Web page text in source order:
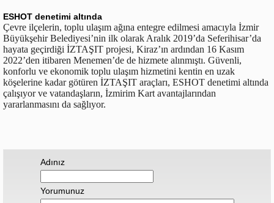
ESHOT denetimi altında
Çevre ilçelerin, toplu ulaşım ağına entegre edilmesi amacıyla İzmir
Büyükşehir Belediyesi’nin ilk olarak Aralık 2019’da Seferihisar’da
hayata geçirdiği İZTAŞIT projesi, Kiraz’ın ardından 16 Kasım
2022’den itibaren Menemen’de de hizmete alınmıştı. Güvenli,
konforlu ve ekonomik toplu ulaşım hizmetini kentin en uzak
köşelerine kadar götüren İZTAŞIT araçları, ESHOT denetimi altında
çalışıyor ve vatandaşların, İzmirim Kart avantajlarından
yararlanmasını da sağlıyor.
Adınız
Yorumunuz